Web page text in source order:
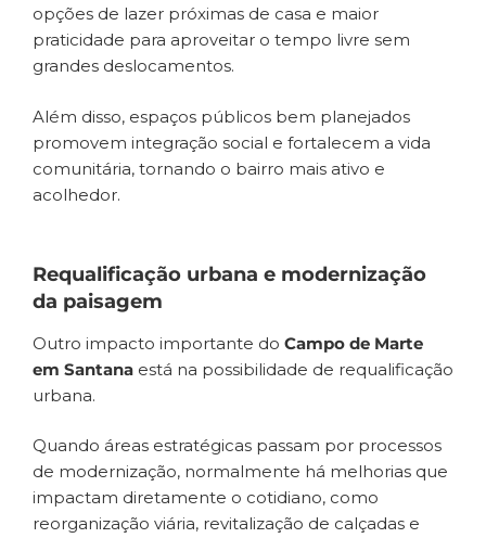
opções de lazer próximas de casa e maior
praticidade para aproveitar o tempo livre sem
grandes deslocamentos.
Além disso, espaços públicos bem planejados
promovem integração social e fortalecem a vida
comunitária, tornando o bairro mais ativo e
acolhedor.
Requalificação urbana e modernização
da paisagem
Outro impacto importante do Campo de Marte
em Santana está na possibilidade de requalificação
urbana.
Quando áreas estratégicas passam por processos
de modernização, normalmente há melhorias que
impactam diretamente o cotidiano, como
reorganização viária, revitalização de calçadas e